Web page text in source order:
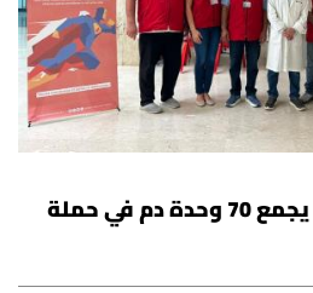
مستشفى أوتيل ديو يجمع 70 وحدة دم في حملة